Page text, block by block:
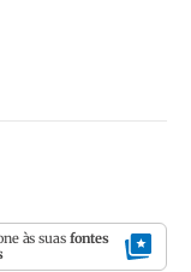
às suas fontes